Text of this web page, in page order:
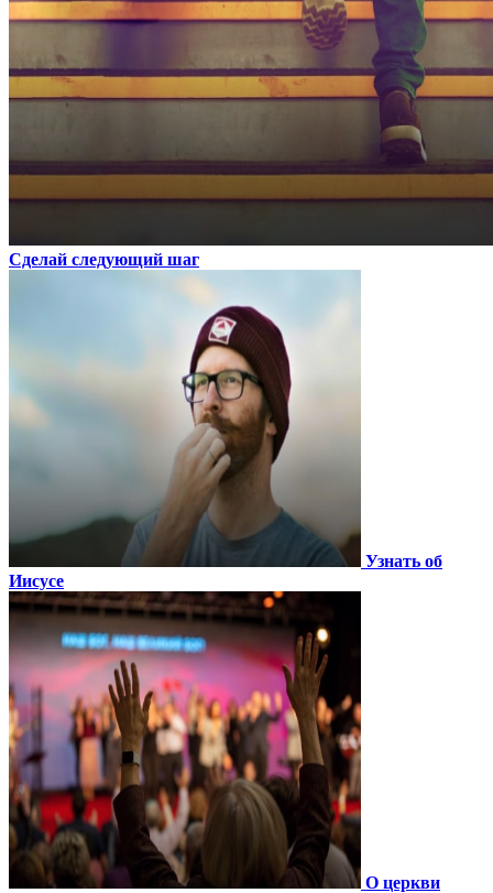
Сделай следующий шаг
Узнать об
Иисусе
О церкви